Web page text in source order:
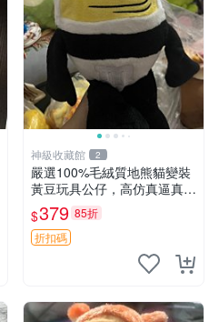
神級收藏館 2
嚴選100%毛絨質地熊貓變裝
黃豆玩具公仔，高仿真逼真模
擬，適合收藏愛好者 熊貓 黃
豆 公仔
$379 85折
折扣碼